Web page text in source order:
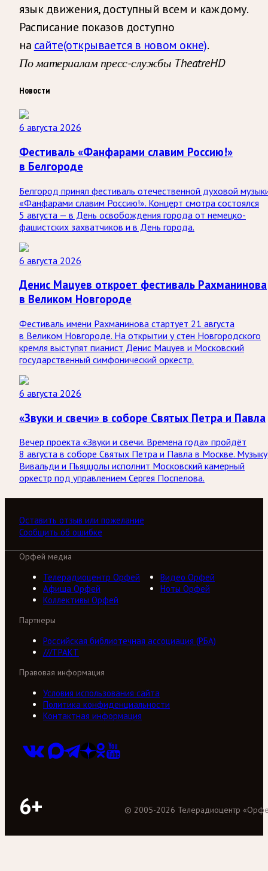
язык движения, доступный всем и каждому.
Расписание показов доступно
на сайте(открывается в новом окне).
По материалам пресс-службы TheatreHD
Новости
6 августа 2026
Фестиваль «Фанфарами славим Россию!»
в Белгороде
Белгород принял фестиваль отечественной духовой
«Фанфарами славим Россию!». Концерт смотра состоялся
5 августа — в День освобождения города от немецко-
фашистских захватчиков и в День города.
6 августа 2026
Денис Мацуев откроет фестиваль Рахманинова
в Великом Новгороде
Фестиваль имени Рахманинова стартует 21 августа
в Великом Новгороде. На открытии у стен Новгородского
кремля выступят пианист Денис Мацуев и Московский
государственный симфонический оркестр.
6 августа 2026
«Звуки и свечи» в соборе Святых Петра и Павла
Вечер проекта «Звуки и свечи. Времена года» пройдёт
8 августа в соборе Святых Петра и Павла в Москве. Музыку
Вивальди и Пьяццолы исполнит Московский камерный
оркестр под управлением Сергея Поспелова.
Оставить отзыв или пожелание
Сообщить об ошибке
Орфей медиа
Телерадиоцентр Орфей
Видео Орфей
Афиша Орфей
Ноты Орфей
Коллективы Орфей
Партнеры
Российская библиотечная ассоциация (РБА)
///ТРАКТ
Правовая информация
Условия использования сайта
Политика конфиденциальности
Контактная информация
6+ © 2005-2026 Телерадиоцентр